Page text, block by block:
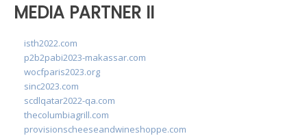
MEDIA PARTNER II
isth2022.com
p2b2pabi2023-makassar.com
wocfparis2023.org
sinc2023.com
scdlqatar2022-qa.com
thecolumbiagrill.com
provisionscheeseandwineshoppe.com